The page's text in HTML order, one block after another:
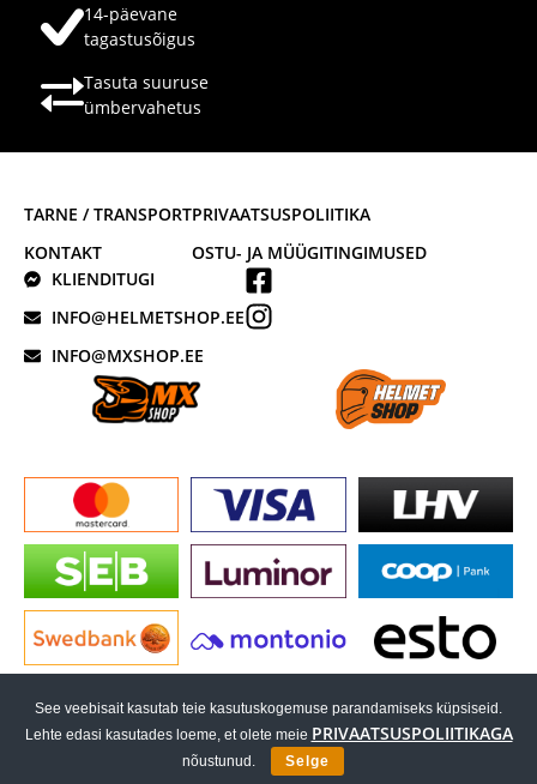
14-päevane
tagastusõigus
Tasuta suuruse
ümbervahetus
TARNE / TRANSPORT
KONTAKT
PRIVAATSUSPOLIITIKA
OSTU- JA MÜÜGITINGIMUSED
KLIENDITUGI
INFO@HELMETSHOP.EE
INFO@MXSHOP.EE
See veebisait kasutab teie kasutuskogemuse parandamiseks küpsiseid.
Lehte edasi kasutades loeme, et olete meie PRIVAATSUSPOLIITIKAGA
nõustunud. Selge
EESTI